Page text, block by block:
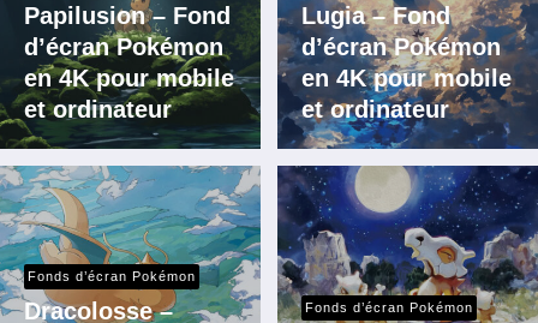
Papilusion – Fond
d’écran Pokémon
en 4K pour mobile
et ordinateur
Lugia – Fond
d’écran Pokémon
en 4K pour mobile
et ordinateur
Fonds d’écran Pokémon
Dracolosse –
Fonds d’écran Pokémon